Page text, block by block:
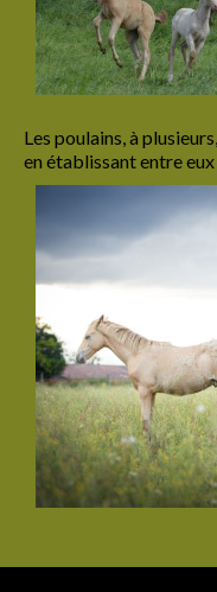
Les poulains, à
en établissant entre